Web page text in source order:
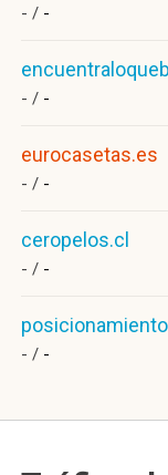
- / -
- / -
eurocasetas.es
- / -
ceropelos.cl
- / -
- / -